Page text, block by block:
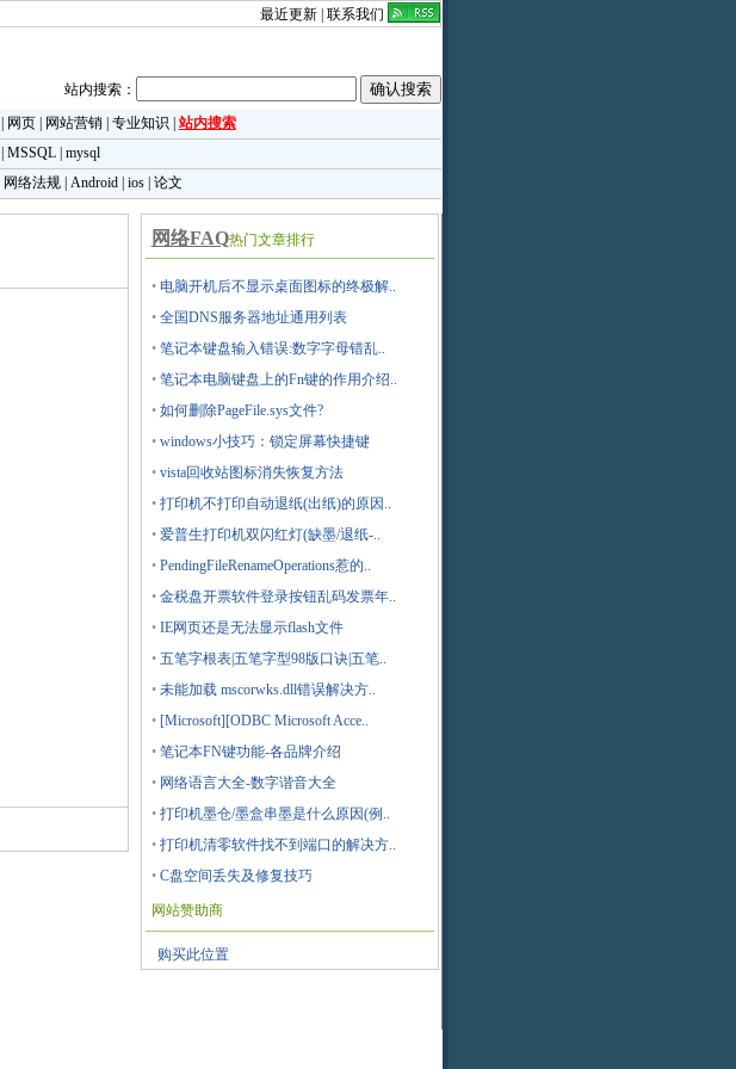
最近更新 联系我们
站内搜索：
网页| 网站营销| 专业知识
站内搜索
MSSQL| mysql
网络法规| Android| ios| 论文
网络FAQ热门文章排行
• 电脑开机后不显示桌面图标的终极解..
• 全国DNS服务器地址通用列表
• 笔记本键盘输入错误:数字字母错乱..
• 笔记本电脑键盘上的Fn键的作用介绍..
• 如何删除PageFile.sys文件?
• windows小技巧：锁定屏幕快捷键
• vista回收站图标消失恢复方法
• 打印机不打印自动退纸(出纸)的原因..
• 爱普生打印机双闪红灯(缺墨/退纸-..
• PendingFileRenameOperations惹的..
• 金税盘开票软件登录按钮乱码发票年..
• IE网页还是无法显示flash文件
• 五笔字根表|五笔字型98版口诀|五笔..
• 未能加载 mscorwks.dll错误解决方..
• [Microsoft][ODBC Microsoft Acce..
• 笔记本FN键功能-各品牌介绍
• 网络语言大全-数字谐音大全
• 打印机墨仓/墨盒串墨是什么原因(例..
• 打印机清零软件找不到端口的解决方..
• C盘空间丢失及修复技巧
网站赞助商
购买此位置